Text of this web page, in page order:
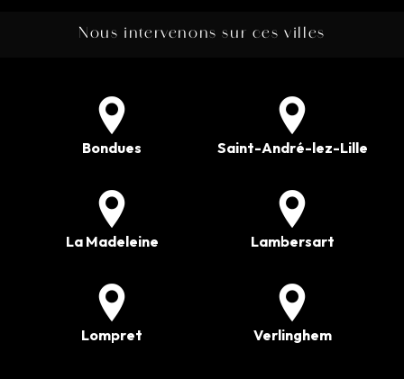
Nous intervenons sur ces villes
Bondues Saint-André-lez-Lille
La Madeleine Lambersart
Lompret Verlinghem